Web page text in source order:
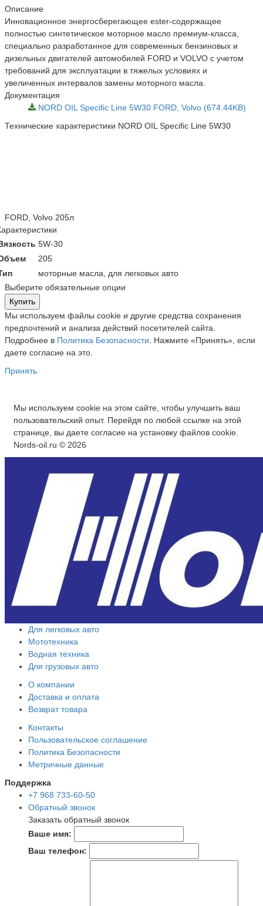
Описание
Инновационное энергосберегающее ester-содержащее
полностью синтетическое моторное масло премиум-класса,
специально разработанное для современных бензиновых и
дизельных двигателей автомобилей FORD и VOLVO с учетом
требований для эксплуатации в тяжелых условиях и
увеличенных интервалов замены моторного масла.
Документация
NORD OIL Specific Line 5W30 FORD, Volvo (674.44KB)
Технические характеристики NORD OIL Specific Line 5W30
FORD, Volvo 205л
5W-30
205
моторные масла, для легковых авто
Выберите обязательные опции
Купить
Мы используем файлы cookie и другие средства сохранения
предпочтений и анализа действий посетителей сайта.
Подробнее в Политика Безопасности . Нажмите «Принять», если
даете согласие на это.
Принять
Мы используем cookie на этом сайте, чтобы улучшить ваш
пользовательский опыт. Перейдя по любой ссылке на этой
странице, вы даете согласие на установку файлов cookie.
Nords-oil.ru © 2026
Для легковых авто
Мототехника
Водная техника
Для грузовых авто
О компании
Доставка и оплата
Возврат товара
Контакты
Пользовательское соглашение
Политика Безопасности
Метричные данные
Поддержка
+7 968 733-60-50
Обратный звонок
Заказать обратный звонок
Ваше имя:
Ваш телефон: